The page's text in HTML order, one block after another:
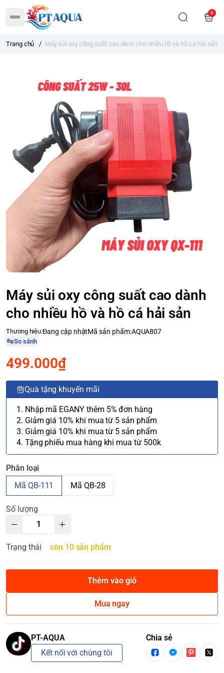
0
Trang chủ / Máy sủi oxy công suất cao dành cho nhiều hồ và hồ cá hải sản
Máy sủi oxy công suất cao dành
cho nhiều hồ và hồ cá hải sản
Thương hiệu:Đang cập nhậtMã sản phẩm:AQUA807
So sánh
499.000₫
Quà tặng khuyến mãi
1. Nhập mã EGANY thêm 5% đơn hàng
2. Giảm giá 10% khi mua từ 5 sản phẩm
3. Giảm giá 10% khi mua từ 5 sản phẩm
4. Tặng phiếu mua hàng khi mua từ 500k
Phân loại
Mã QB-111
Mã QB-28
Số lượng
Trạng thái còn 10 sản phẩm
Thêm vào giỏ
Mua ngay
PT-AQUA
Kết nối với chúng tôi
Chia sẻ